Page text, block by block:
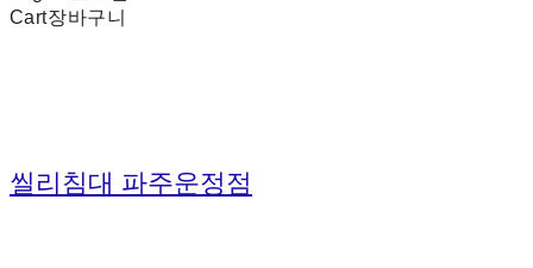
Cart장바구니
씰리침대 파주운정점